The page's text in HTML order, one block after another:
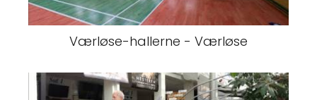
Værløse-hallerne - Værløse